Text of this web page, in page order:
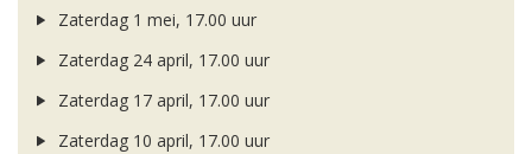
Zaterdag 1 mei, 17.00 uur
Zaterdag 24 april, 17.00 uur
Zaterdag 17 april, 17.00 uur
Zaterdag 10 april, 17.00 uur